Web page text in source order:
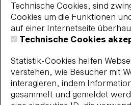
© 2026 BBF-Bielefelder Bäder
Technische Cookies, sind
Cookies um die Funktionen
auf einer Internetseite
Technische Cookies
Statistik-Cookies helfen
verstehen, wie Besucher mit
interagieren, indem
gesammelt und gemeldet